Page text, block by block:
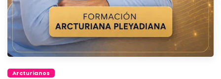
Arcturianos